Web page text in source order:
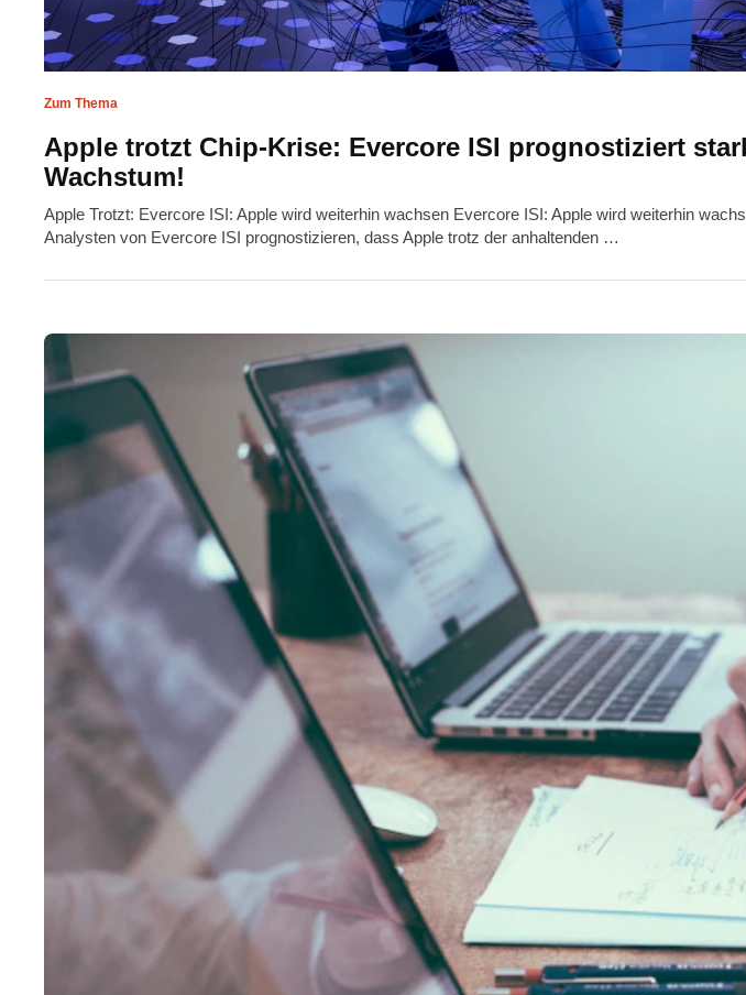
Zum Thema
Apple trotzt Chip-Krise: Evercore ISI prognostiziert
Wachstum!
Apple Trotzt: Evercore ISI: Apple wird weiterhin wachsen Evercore ISI: Apple wird weiterhin
Analysten von Evercore ISI prognostizieren, dass Apple trotz der anhaltenden …